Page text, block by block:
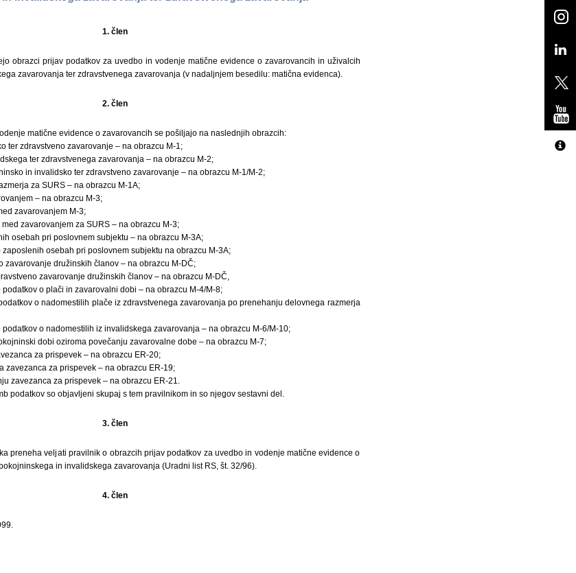
1. člen
obrazci prijav podatkov za uvedbo in vodenje matične evidence o zavarovancih in uživalcih
zavarovanja ter zdravstvenega zavarovanja (v nadaljnjem besedilu: matična evidenca).
2. člen
matične evidence o zavarovancih se pošiljajo na naslednjih obrazcih:
ter zdravstveno zavarovanje – na obrazcu M-1;
ter zdravstvenega zavarovanja – na obrazcu M-2;
in invalidsko ter zdravstveno zavarovanje – na obrazcu M-1/M-2;
za SURS – na obrazcu M-1A;
– na obrazcu M-3;
zavarovanjem M-3;
zavarovanjem za SURS – na obrazcu M-3;
osebah pri poslovnem subjektu – na obrazcu M-3A;
osebah pri poslovnem subjektu na obrazcu M-3A;
zavarovanje družinskih članov – na obrazcu M-DČ;
zavarovanje družinskih članov – na obrazcu M-DČ,
o plači in zavarovalni dobi – na obrazcu M-4/M-8;
o nadomestilih plače iz zdravstvenega zavarovanja po prenehanju delovnega razmerja
o nadomestilih iz invalidskega zavarovanja – na obrazcu M-6/M-10;
dobi oziroma povečanju zavarovalne dobe – na obrazcu M-7;
za prispevek – na obrazcu ER-20;
zavezanca za prispevek – na obrazcu ER-19;
zavezanca za prispevek – na obrazcu ER-21.
podatkov so objavljeni skupaj s tem pravilnikom in so njegov sestavni del.
3. člen
preneha veljati pravilnik o obrazcih prijav podatkov za uvedbo in vodenje matične evidence o
in invalidskega zavarovanja (Uradni list RS, št. 32/96).
4. člen